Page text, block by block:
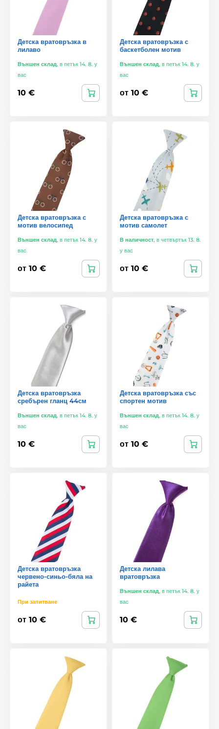
Детска вратовръзка в
лилаво
Външен склад, в петък 14. 8. у
вас
10 €
Детска вратовръзка с
баскетболен мотив
Външен склад, в петък 14. 8. у
вас
от 10 €
Детска вратовръзка с
мотив велосипед
Външен склад, в петък 14. 8. у
вас
от 10 €
Детска вратовръзка с
мотив самолет
В наличност, в четвъртък 13. 8.
у вас
от 10 €
Детска вратовръзка
сребърен гланц 44см
Външен склад, в петък 14. 8. у
вас
10 €
Детска вратовръзка със
спортен мотив
Външен склад, в петък 14. 8. у
вас
от 10 €
Детска вратовръзка
червено-синьо-бяла на
райета
При запитване
от 10 €
Детска лилава
вратовръзка
Външен склад, в петък 14. 8. у
вас
10 €